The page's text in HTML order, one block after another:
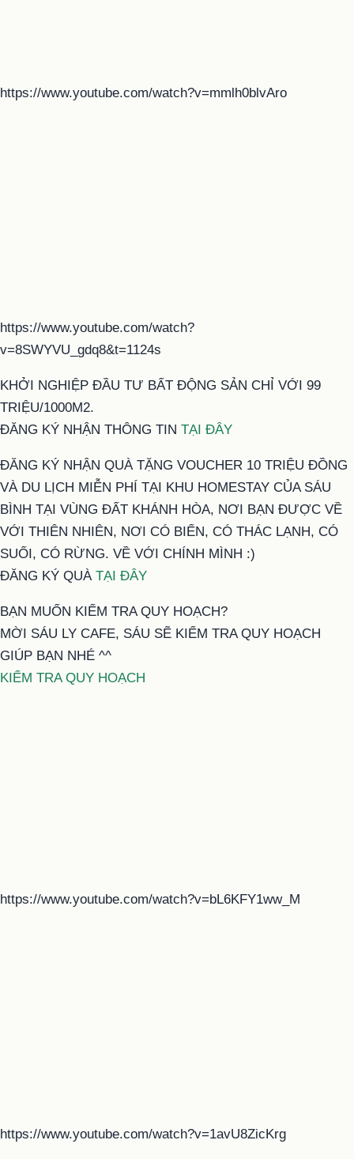
https://www.youtube.com/watch?v=mmlh0blvAro
https://www.youtube.com/watch?
v=8SWYVU_gdq8&t=1124s
KHỞI NGHIỆP ĐẦU TƯ BẤT ĐỘNG SẢN CHỈ VỚI 99
TRIỆU/1000M2.
ĐĂNG KÝ NHẬN THÔNG TIN TẠI ĐÂY
ĐĂNG KÝ NHẬN QUÀ TẶNG VOUCHER 10 TRIỆU ĐỒNG
VÀ DU LỊCH MIỄN PHÍ TẠI KHU HOMESTAY CỦA SÁU
BÌNH TẠI VÙNG ĐẤT KHÁNH HÒA, NƠI BẠN ĐƯỢC VỀ
VỚI THIÊN NHIÊN, NƠI CÓ BIỂN, CÓ THÁC LẠNH, CÓ
SUỐI, CÓ RỪNG. VỀ VỚI CHÍNH MÌNH :)
ĐĂNG KÝ QUÀ TẠI ĐÂY
BẠN MUỐN KIỂM TRA QUY HOẠCH?
MỜI SÁU LY CAFE, SÁU SẼ KIỂM TRA QUY HOẠCH
GIÚP BẠN NHÉ ^^
KIỂM TRA QUY HOẠCH
https://www.youtube.com/watch?v=bL6KFY1ww_M
https://www.youtube.com/watch?v=1avU8ZicKrg